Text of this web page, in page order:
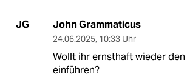
JG John Grammaticus
24.06.2025, 10:33 Uhr
Wollt ihr ernsthaft wieder
einführen?